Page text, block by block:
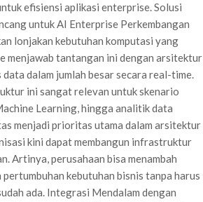
efisiensi aplikasi enterprise. Solusi
untuk AI Enterprise Perkembangan
lonjakan kebutuhan komputasi yang
menjawab tantangan ini dengan arsitektur
data dalam jumlah besar secara real-time.
ini sangat relevan untuk skenario
Learning, hingga analitik data
menjadi prioritas utama dalam arsitektur
kini dapat membangun infrastruktur
Artinya, perusahaan bisa menambah
kebutuhan bisnis tanpa harus
ada. Integrasi Mendalam dengan